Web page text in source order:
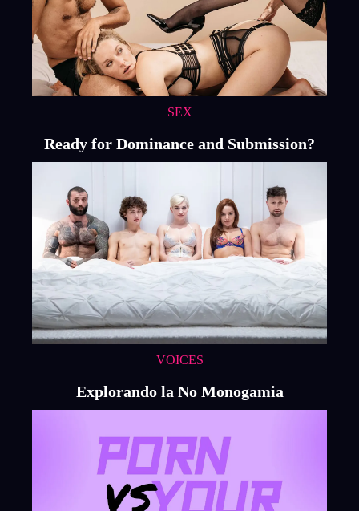
SEX
Ready for Dominance and Submission?
VOICES
Explorando la No Monogamia